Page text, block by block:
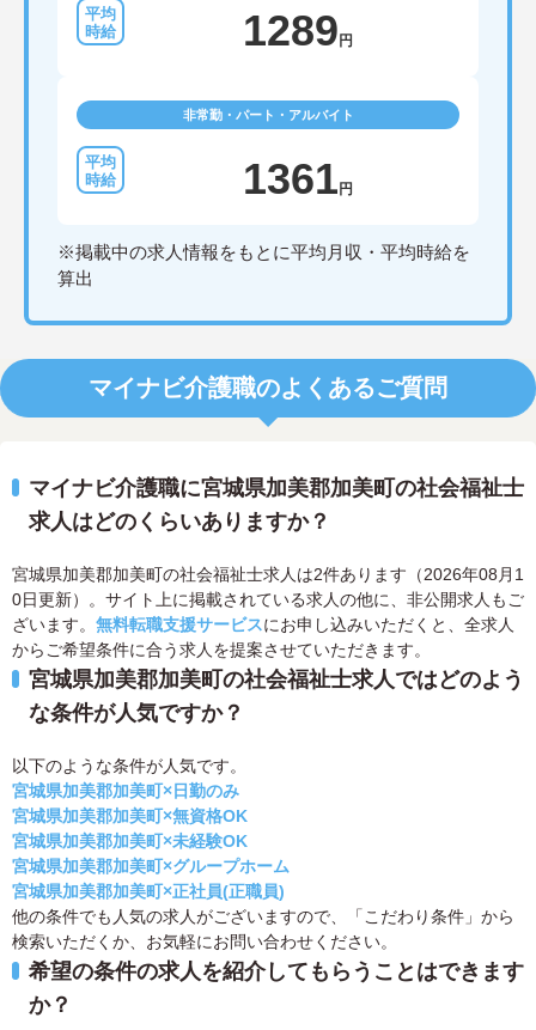
1289 円
非常勤・パート・アルバイト
1361 円
※掲載中の求人情報をもとに平均月収・平均時給を
算出
マイナビ介護職のよくあるご質問
マイナビ介護職に宮城県加美郡加美町の社会福祉士
求人はどのくらいありますか？
宮城県加美郡加美町の社会福祉士求人は2件あります（2026年08月1
0日更新）。サイト上に掲載されている求人の他に、非公開求人もご
ざいます。 無料転職支援サービスにお申し込みいただくと、全求人
からご希望条件に合う求人を提案させていただきます。
宮城県加美郡加美町の社会福祉士求人ではどのよう
な条件が人気ですか？
以下のような条件が人気です。
宮城県加美郡加美町×日勤のみ
宮城県加美郡加美町×無資格OK
宮城県加美郡加美町×未経験OK
宮城県加美郡加美町×グループホーム
宮城県加美郡加美町×正社員(正職員)
他の条件でも人気の求人がございますので、「こだわり条件」から
検索いただくか、お気軽にお問い合わせください。
希望の条件の求人を紹介してもらうことはできます
か？